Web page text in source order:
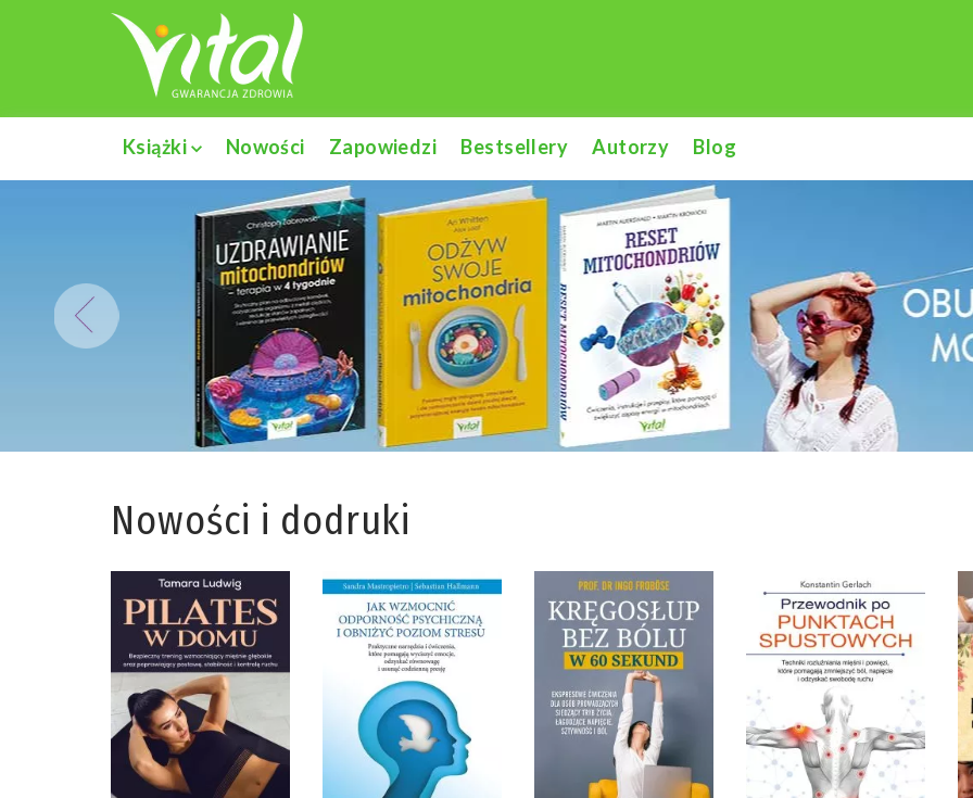
Książki Nowości Zapowiedzi Bestsellery Autorzy Blog
Nowości i dodruki